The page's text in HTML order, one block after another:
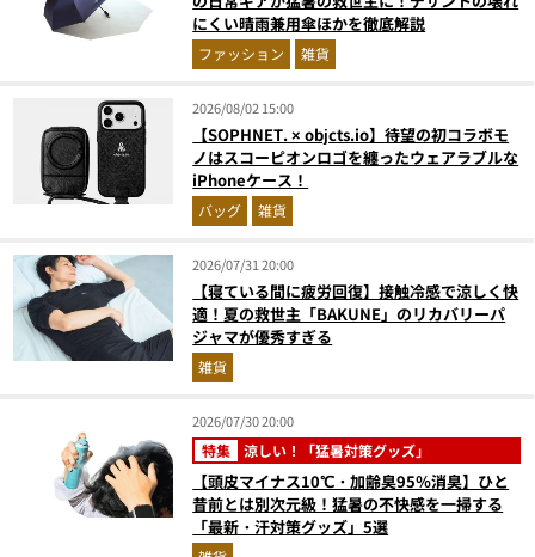
にくい晴雨兼用傘ほかを徹底解説
ファッション 雑貨
2026/08/02 15:00
【SOPHNET. × objcts.io】待望の初コラボモ
ノはスコーピオンロゴを纏ったウェアラブルな
iPhoneケース！
バッグ 雑貨
2026/07/31 20:00
【寝ている間に疲労回復】接触冷感で涼しく快
適！夏の救世主「BAKUNE」のリカバリーパ
ジャマが優秀すぎる
雑貨
2026/07/30 20:00
特集 涼しい！「猛暑対策グッズ」
【頭皮マイナス10℃・加齢臭95％消臭】ひと
昔前とは別次元級！猛暑の不快感を一掃する
「最新・汗対策グッズ」5選